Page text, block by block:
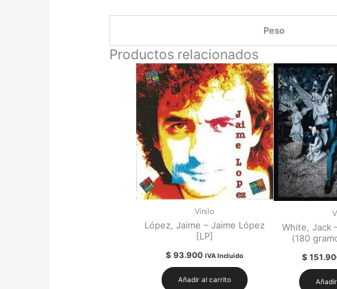
Peso
Productos relacionados
Vinilo
López, Jaime – Jaime López
[LP]
$ 93.900 IVA Incluido
Añadir al carrito
White, Jack
(180
$